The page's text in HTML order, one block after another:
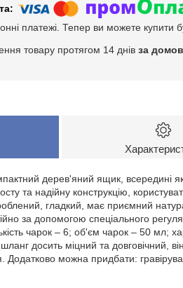
платежі. Тепер ви можете купити
товару протягом 14 днів за
дерев'яний ящик, всередині
та надійну конструкцію,
гладкий, має приємний
за допомогою спеціального
чарок – 6; об'єм чарок – 50 мл;
досить міцний та довговічний,
Додатково можна придбати: